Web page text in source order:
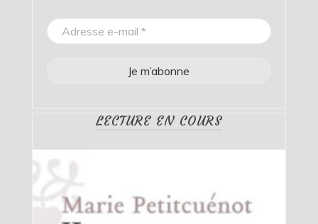
LECTURE EN COURS